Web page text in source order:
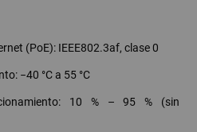
(PoE): IEEE802.3af, clase 0
−40 °C a 55 °C
10 % – 95 % (sin